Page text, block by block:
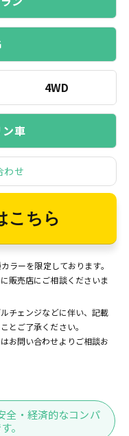
4WD
ン車
わせ
こちら
ラーを限定しております。
販売店にご相談くださいま
チェンジなどに伴い、記載
とご了承ください。
お問い合わせよりご相談お
全・経済的なコンパ
。